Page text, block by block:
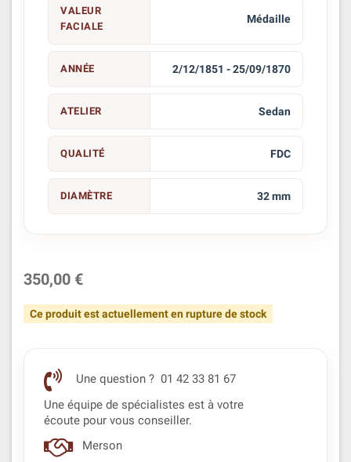
VALEUR
FACIALE
Médaille
ANNÉE 2/12/1851 - 25/09/1870
ATELIER Sedan
QUALITÉ FDC
DIAMÈTRE 32 mm
350,00 €
Ce produit est actuellement en rupture de stock
Une question ? 01 42 33 81 67
Une équipe de spécialistes est à votre
écoute pour vous conseiller.
Merson